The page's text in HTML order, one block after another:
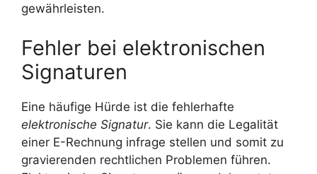
gewährleisten.
Fehler bei elektronischen
Signaturen
Eine häufige Hürde ist die fehlerhafte
elektronische Signatur. Sie kann die Legalität
einer E-Rechnung infrage stellen und somit zu
gravierenden rechtlichen Problemen führen.